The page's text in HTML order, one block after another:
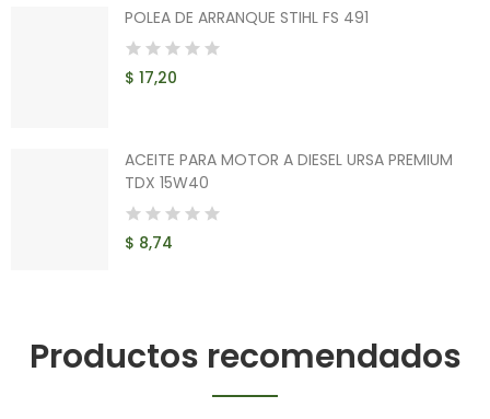
POLEA DE ARRANQUE STIHL FS 491
$ 17,20
ACEITE PARA MOTOR A DIESEL URSA PREMIUM
TDX 15W40
$ 8,74
Productos recomendados